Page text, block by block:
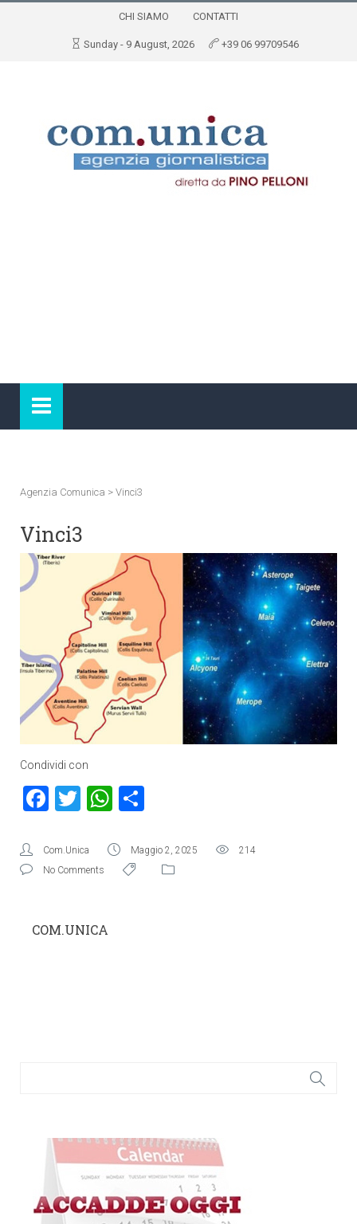
CHI SIAMO CONTATTI
Sunday - 9 August, 2026 +39 06 99709546
Agenzia Comunica > Vinci3
Vinci3
Condividi con
Facebook
TwitterWhatsApp
Com.Unica Maggio 2, 2025
214
No Comments
COM.UNICA